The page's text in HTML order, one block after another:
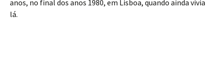
anos, no final dos anos 1980, em Lisboa, quando ainda vivia
lá.